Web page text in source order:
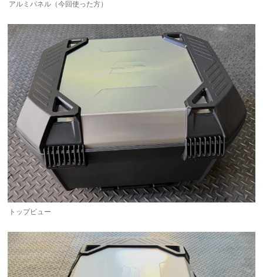
アルミパネル（今回使った方）
トップビュー